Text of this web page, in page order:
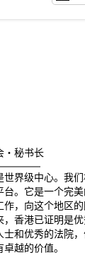
・秘书长
世界级中心。我
台。它是一个完
，向这个地区的
香港已证明是优
士和优秀的法院
越的价值。